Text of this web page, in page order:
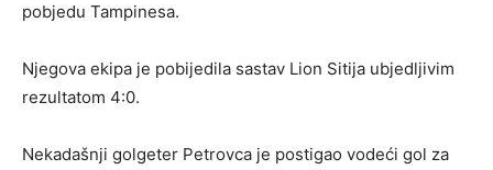
pobjedu Tampinesa.
Njegova ekipa je pobijedila sastav Lion Sitija ubjedljivim
rezultatom 4:0.
Nekadašnji golgeter Petrovca je postigao vodeći gol za